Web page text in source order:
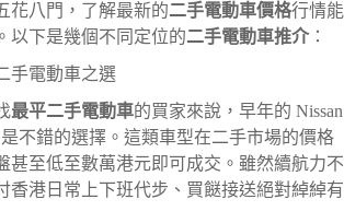
花八門，了解最新的二手電動車價格行情能
以下是幾個不同定位的二手電動車推介：
手電動車之選
最平二手電動車的買家來說，早年的 Nissan
是不錯的選擇。這類車型在二手市場的價格
甚至低至數萬港元即可成交。雖然續航力不
香港日常上下班代步、買餸接送絕對綽綽有